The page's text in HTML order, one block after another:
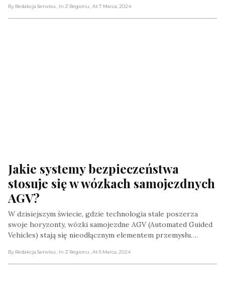
By Redakcja Serwisu , In Z Regionu , At 7 Marca, 2024
Jakie systemy bezpieczeństwa
stosuje się w wózkach samojezdnych
AGV?
W dzisiejszym świecie, gdzie technologia stale poszerza
swoje horyzonty, wózki samojezdne AGV (Automated Guided
Vehicles) stają się nieodłącznym elementem przemysłu….
By Redakcja Serwisu , In Z Regionu , At 6 Marca, 2024